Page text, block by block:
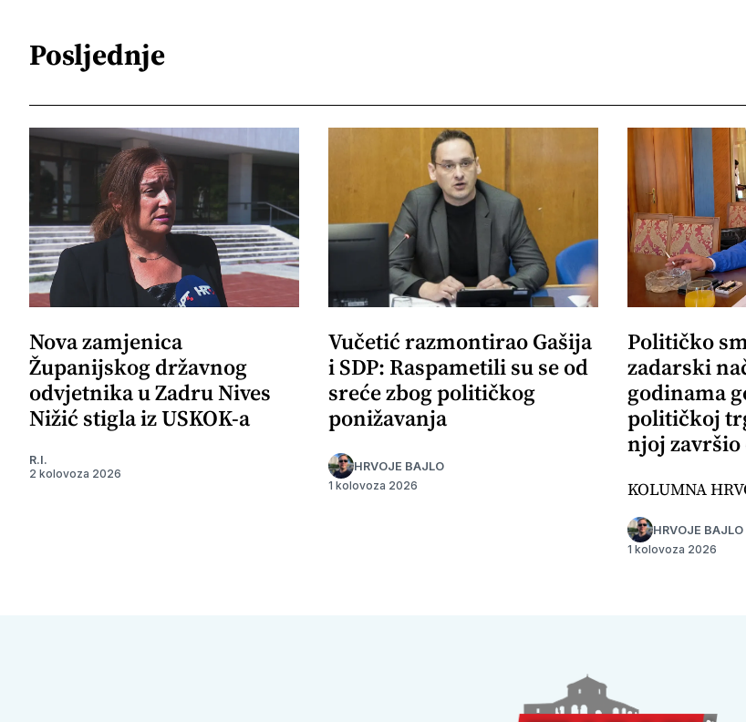
Posljednje
Nova zamjenica
Županijskog državnog
odvjetnika u Zadru Nives
Nižić stigla iz USKOK-a
R.I.
2 kolovoza 2026
Vučetić razmontirao Gašija
i SDP: Raspametili su se od
sreće zbog političkog
ponižavanja
HRVOJE BAJLO
1 kolovoza 2026
Političko
zadarski
godinama
političkoj
njoj
KOLUMNA
HRVOJE BAJLO
1 kolovoza 2026